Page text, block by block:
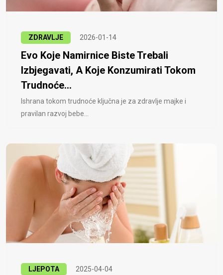
ZDRAVLJE 2026-01-14
Evo Koje Namirnice Biste Trebali
Izbjegavati, A Koje Konzumirati Tokom
Trudnoće...
Ishrana tokom trudnoće ključna je za zdravlje majke i
pravilan razvoj bebe...
LJEPOTA 2025-04-04